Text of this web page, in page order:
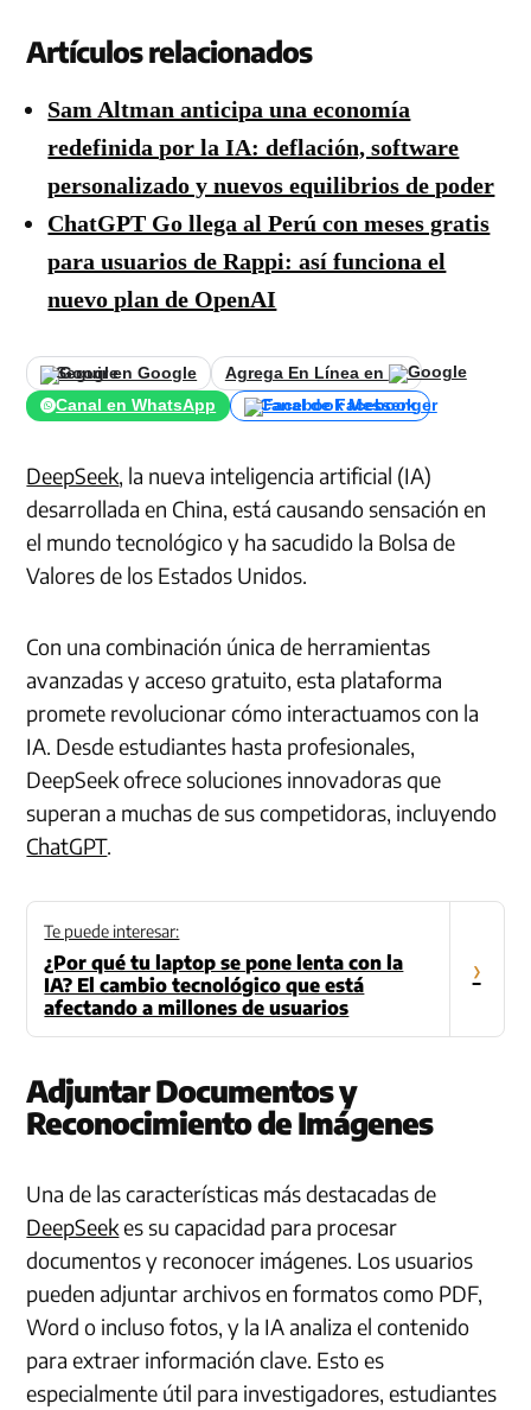
Artículos relacionados
Sam Altman anticipa una economía
redefinida por la IA: deflación, software
personalizado y nuevos equilibrios de poder
ChatGPT Go llega al Perú con meses gratis
para usuarios de Rappi: así funciona el
nuevo plan de OpenAI
Seguir en Google
Agrega En Línea en
Canal en WhatsApp
Canal de Facebook
DeepSeek, la nueva inteligencia artificial (IA)
desarrollada en China, está causando sensación en
el mundo tecnológico y ha sacudido la Bolsa de
Valores de los Estados Unidos.
Con una combinación única de herramientas
avanzadas y acceso gratuito, esta plataforma
promete revolucionar cómo interactuamos con la
IA. Desde estudiantes hasta profesionales,
DeepSeek ofrece soluciones innovadoras que
superan a muchas de sus competidoras, incluyendo
ChatGPT.
Te puede interesar:
¿Por qué tu laptop se pone lenta con la
IA? El cambio tecnológico que está
afectando a millones de usuarios
›
Adjuntar Documentos y
Reconocimiento de Imágenes
Una de las características más destacadas de
DeepSeekes su capacidad para procesar
documentos y reconocer imágenes. Los usuarios
pueden adjuntar archivos en formatos como PDF,
Word o incluso fotos, y la IA analiza el contenido
para extraer información clave. Esto es
especialmente útil para investigadores, estudiantes